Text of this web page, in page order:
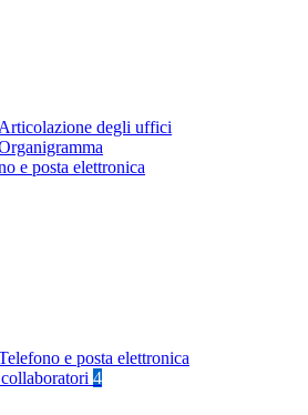
Articolazione degli uffici
e posta elettronica
e posta elettronica
4